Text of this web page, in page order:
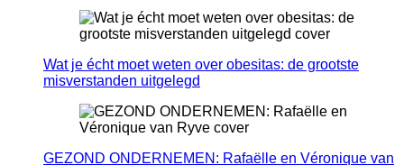
Wat je écht moet weten over obesitas: de grootste
misverstanden uitgelegd
GEZOND ONDERNEMEN: Rafaëlle en Véronique van